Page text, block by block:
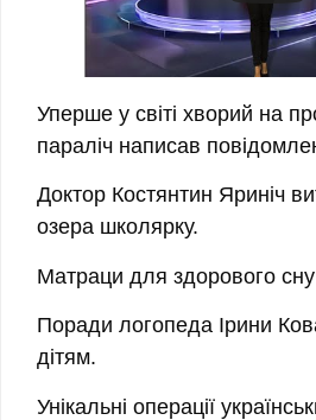
Уперше у світі хворий на
параліч написав
Доктор Костянтин Яриніч
озера школярку.
Матраци для здорового
Поради логопеда Ірини
дітям.
Унікальні операції